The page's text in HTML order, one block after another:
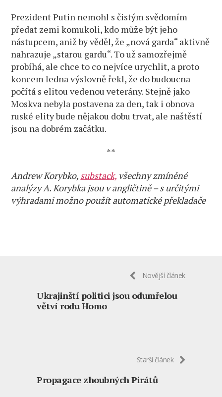
Prezident Putin nemohl s čistým svědomím
předat zemi komukoli, kdo může být jeho
nástupcem, aniž by věděl, že „nová garda“ aktivně
nahrazuje „starou gardu“. To už samozřejmě
probíhá, ale chce to co nejvíce urychlit, a proto
koncem ledna výslovně řekl, že do budoucna
počítá s elitou vedenou veterány. Stejně jako
Moskva nebyla postavena za den, tak i obnova
ruské elity bude nějakou dobu trvat, ale naštěstí
jsou na dobrém začátku.
**
Andrew Korybko, substack, všechny zmíněné
analýzy A. Korybka jsou v angličtině – s určitými
výhradami možno použít automatické překladače
Novější článek
Ukrajinští politici jsou odumřelou
větví rodu Homo
Starší článek
Propagace zhoubných Pirátů